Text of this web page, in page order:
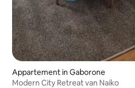
Appartement in Gaborone
Modern City Retreat van Naiko